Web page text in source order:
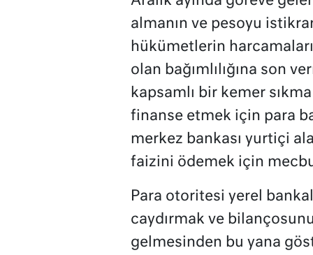
almanın ve pesoyu
hükümetlerin
olan bağımlılığına son
kapsamlı bir kemer
finanse etmek için para
merkez bankası yurtiçi
faizini ödemek için
Para otoritesi yerel
caydırmak ve
gelmesinden bu yana